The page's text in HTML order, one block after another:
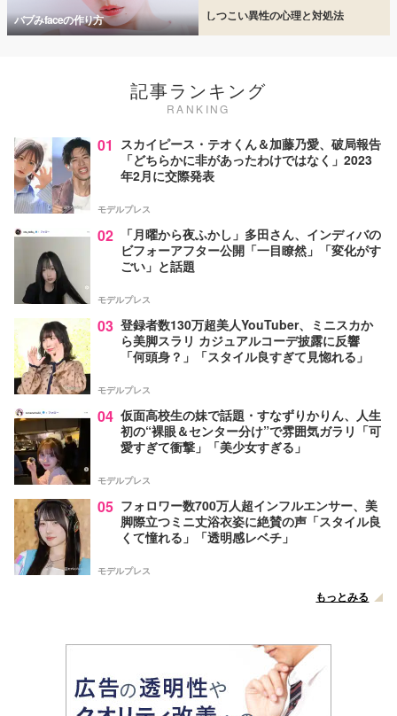
バブみfaceの作り方 しつこい異性の心理と対処法
記事ランキング
RANKING
01
スカイピース・テオくん＆加藤乃愛、破局報告
「どちらかに非があったわけではなく」2023
年2月に交際発表
モデルプレス
02
「月曜から夜ふかし」多田さん、インディバの
ビフォーアフター公開「一目瞭然」「変化がす
ごい」と話題
モデルプレス
03 登録者数130万超美人YouTuber、ミニスカか
ら美脚スラリ カジュアルコーデ披露に反響
「何頭身？」「スタイル良すぎて見惚れる」
モデルプレス
04 仮面高校生の妹で話題・すなずりかりん、人生
初の“裸眼＆センター分け”で雰囲気ガラリ「可
愛すぎて衝撃」「美少女すぎる」
モデルプレス
05 フォロワー数700万人超インフルエンサー、美
脚際立つミニ丈浴衣姿に絶賛の声「スタイル良
くて憧れる」「透明感レベチ」
モデルプレス
もっとみる